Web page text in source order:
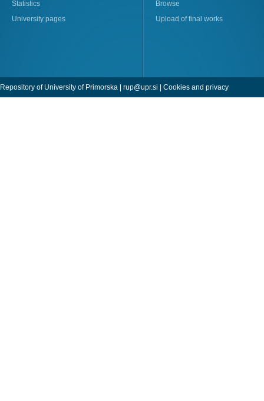
Statistics
University pages
Browse
Upload of final works
Repository of University of Primorska | rup@upr.si | Cookies and privacy